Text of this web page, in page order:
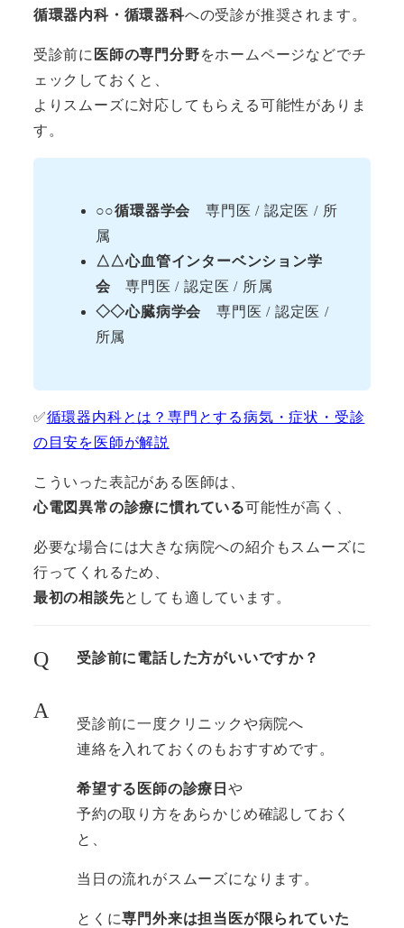
循環器内科・循環器科への受診が推奨されます。
受診前に 医師の専門分野をホームページなどでチ
ェックしておくと、
よりスムーズに対応してもらえる可能性がありま
す。
○○循環器学会 専門医 / 認定医 / 所
属
△△心血管インターベンション学
会 専門医 / 認定医 / 所属
◇◇心臓病学会 専門医 / 認定医 /
所属
✅循環器内科とは？専門とする病気・症状・受診
の目安を医師が解説
こういった表記がある医師は、
心電図異常の診療に慣れている可能性が高く、
必要な場合には大きな病院への紹介もスムーズに
行ってくれるため、
最初の相談先としても適しています。
Q 受診前に電話した方がいいですか？
A
受診前に一度クリニックや病院へ
連絡を入れておくのもおすすめです。
希望する医師の診療日 や
予約の取り方をあらかじめ確認しておく
と、
当日の流れがスムーズになります。
とくに専門外来は担当医が限られていた